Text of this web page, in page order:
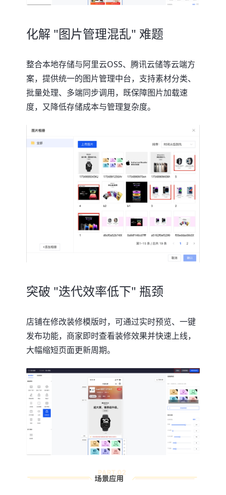
化解 "图片管理混乱" 难题
整合本地存储与阿里云OSS、腾讯云储等云端方
案，提供统一的图片管理中台，支持素材分类、
批量处理、多端同步调用，既保障图片加载速
度，又降低存储成本与管理复杂度。
突破 "迭代效率低下" 瓶颈
店铺在修改装修模版时，可通过实时预览、一键
发布功能，商家即时查看装修效果并快速上线，
大幅缩短页面更新周期。